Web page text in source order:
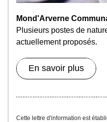
Mond'Arverne
Plusieurs postes de
actuellement proposés.
En savoir plus
Cette lettre d'information est